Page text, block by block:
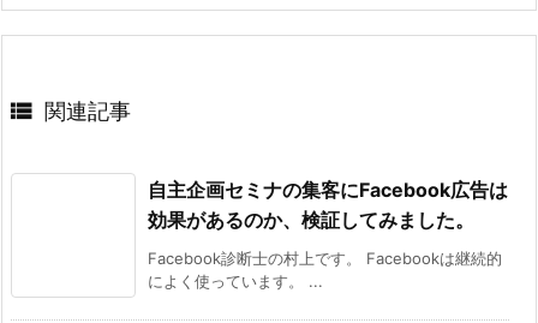
 関連記事
自主企画セミナの集客にFacebook広告は
効果があるのか、検証してみました。
Facebook診断士の村上です。 Facebookは継続的
によく使っています。 ...